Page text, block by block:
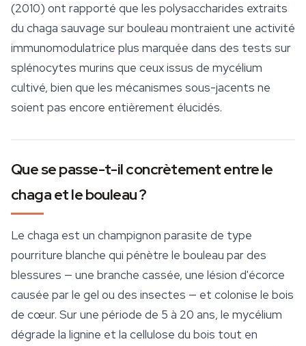
(2010) ont rapporté que les polysaccharides extraits
du chaga sauvage sur bouleau montraient une activité
immunomodulatrice plus marquée dans des tests sur
splénocytes murins que ceux issus de mycélium
cultivé, bien que les mécanismes sous-jacents ne
soient pas encore entièrement élucidés.
Que se passe-t-il concrètement entre le
chaga et le bouleau ?
Le chaga est un champignon parasite de type
pourriture blanche qui pénètre le bouleau par des
blessures — une branche cassée, une lésion d'écorce
causée par le gel ou des insectes — et colonise le bois
de cœur. Sur une période de 5 à 20 ans, le mycélium
dégrade la lignine et la cellulose du bois tout en